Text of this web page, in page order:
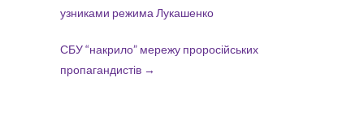
узниками режима Лукашенко
СБУ “накрило” мережу проросійських
пропагандистів →